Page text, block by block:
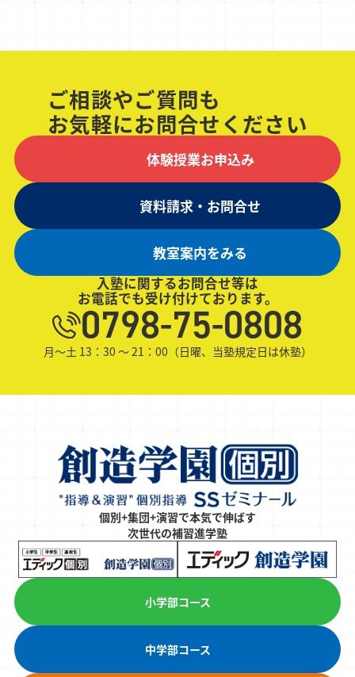
ご相談やご質問も
お気軽にお問合せください
体験授業お申込み
資料請求・お問合せ
教室案内をみる
入塾に関するお問合せ等は
お電話でも受け付けております。
0798-75-0808
月～土 13：30 ～ 21：00（日曜、当塾規定日は休塾）
個別+集団+演習で本気で伸ばす
次世代の補習進学塾
小学部コース
中学部コース